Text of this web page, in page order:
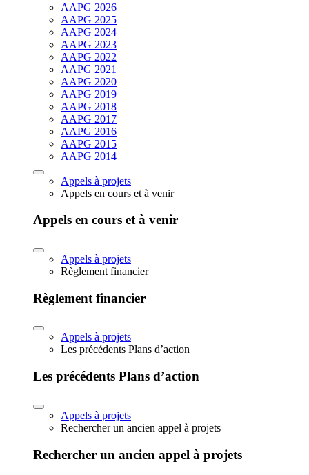
AAPG 2026
AAPG 2025
AAPG 2024
AAPG 2023
AAPG 2022
AAPG 2021
AAPG 2020
AAPG 2019
AAPG 2018
AAPG 2017
AAPG 2016
AAPG 2015
AAPG 2014
Appels à projets
Appels en cours et à venir
Appels en cours et à venir
Appels à projets
Règlement financier
Règlement financier
Appels à projets
Les précédents Plans d’action
Les précédents Plans d’action
Appels à projets
Rechercher un ancien appel à projets
Rechercher un ancien appel à projets